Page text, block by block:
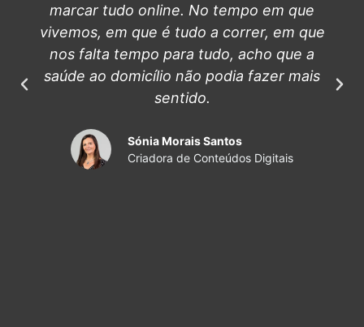
marcar tudo online. No tempo em que
vivemos, em que é tudo a correr, em que
nos falta tempo para tudo, acho que a
saúde ao domicílio não podia fazer mais
sentido.
Sónia Morais Santos
Criadora de Conteúdos Digitais